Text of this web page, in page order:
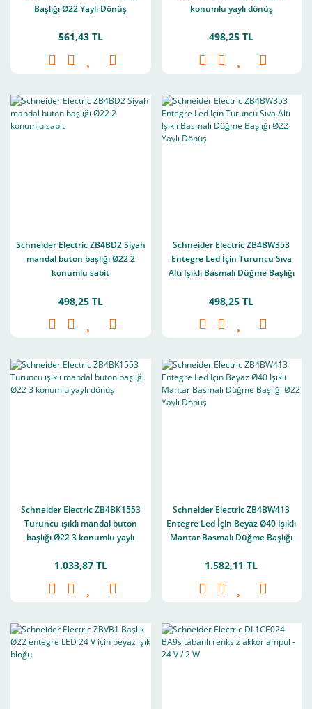
Başlığı Ø22 Yaylı Dönüş
561,43 TL
konumlu yaylı dönüş
498,25 TL
Schneider Electric ZB4BD2 Siyah
mandal buton başlığı Ø22 2
konumlu sabit
498,25 TL
Schneider Electric ZB4BW353
Entegre Led İçin Turuncu Sıva
Altı Işıklı Basmalı Düğme Başlığı
498,25 TL
Schneider Electric ZB4BK1553
Turuncu ışıklı mandal buton
başlığı Ø22 3 konumlu yaylı
1.033,87 TL
Schneider Electric ZB4BW413
Entegre Led İçin Beyaz Ø40 Işıklı
Mantar Basmalı Düğme Başlığı
1.582,11 TL